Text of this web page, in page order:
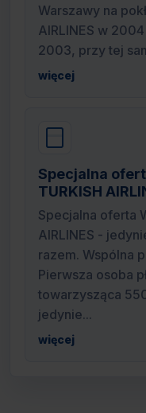
Warszawy na
AIRLINES w
2003, przy tej
więcej
Specjalna
TURKISH
Specjalna oferta
AIRLINES -
razem. Wspólna
Pierwsza osoba
towarzysząca
jedynie...
więcej